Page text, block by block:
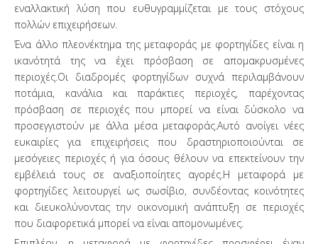
εναλλακτική λύση που ευθυγραμμίζεται με τους στόχους
πολλών επιχειρήσεων.
Ένα άλλο πλεονέκτημα της μεταφοράς με φορτηγίδες είναι η
ικανότητά της να έχει πρόσβαση σε απομακρυσμένες
περιοχές.Οι διαδρομές φορτηγίδων συχνά περιλαμβάνουν
ποτάμια, κανάλια και παράκτιες περιοχές, παρέχοντας
πρόσβαση σε περιοχές που μπορεί να είναι δύσκολο να
προσεγγιστούν με άλλα μέσα μεταφοράς.Αυτό ανοίγει νέες
ευκαιρίες για επιχειρήσεις που δραστηριοποιούνται σε
μεσόγειες περιοχές ή για όσους θέλουν να επεκτείνουν την
εμβέλειά τους σε αναξιοποίητες αγορές.Η μεταφορά με
φορτηγίδες λειτουργεί ως σωσίβιο, συνδέοντας κοινότητες
και διευκολύνοντας την οικονομική ανάπτυξη σε περιοχές
που διαφορετικά μπορεί να είναι απομονωμένες.